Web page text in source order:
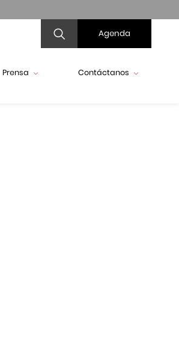
Agenda
Prensa Contáctanos